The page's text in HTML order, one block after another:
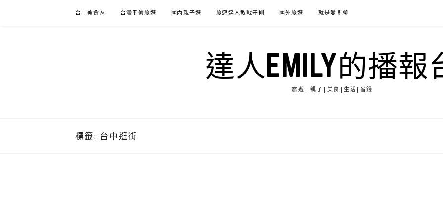
台中美食區 台灣平價旅遊 國內親子遊 旅遊達人教戰守則 國外旅遊 就是愛閒聊
達人EMILY的播報
旅遊| 親子|美食|生活|省錢
標籤: 台中逛街